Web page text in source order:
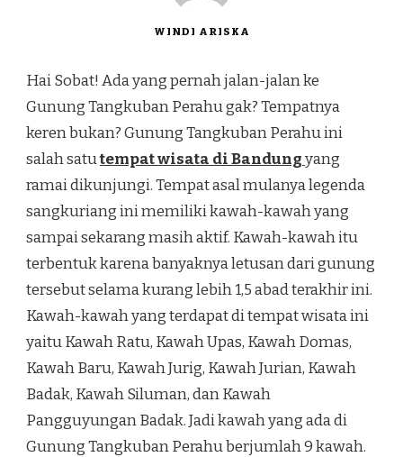
WINDI ARISKA
Hai Sobat! Ada yang pernah jalan-jalan ke
Gunung Tangkuban Perahu gak? Tempatnya
keren bukan? Gunung Tangkuban Perahu ini
salah satutempat wisata di Bandungyang
ramai dikunjungi. Tempat asal mulanya legenda
sangkuriang ini memiliki kawah-kawah yang
sampai sekarang masih aktif. Kawah-kawah itu
terbentuk karena banyaknya letusan dari gunung
tersebut selama kurang lebih 1,5 abad terakhir ini.
Kawah-kawah yang terdapat di tempat wisata ini
yaitu Kawah Ratu, Kawah Upas, Kawah Domas,
Kawah Baru, Kawah Jurig, Kawah Jurian, Kawah
Badak, Kawah Siluman, dan Kawah
Pangguyungan Badak. Jadi kawah yang ada di
Gunung Tangkuban Perahu berjumlah 9 kawah.